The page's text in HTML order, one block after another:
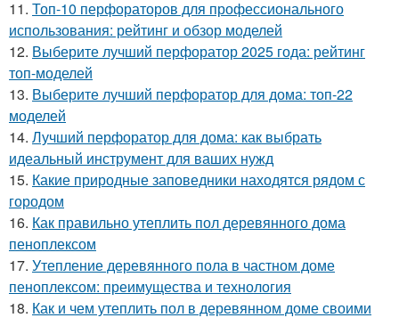
11. Топ-10 перфораторов для профессионального
использования: рейтинг и обзор моделей
12. Выберите лучший перфоратор 2025 года: рейтинг
топ-моделей
13. Выберите лучший перфоратор для дома: топ-22
моделей
14. Лучший перфоратор для дома: как выбрать
идеальный инструмент для ваших нужд
15. Какие природные заповедники находятся рядом с
городом
16. Как правильно утеплить пол деревянного дома
пеноплексом
17. Утепление деревянного пола в частном доме
пеноплексом: преимущества и технология
18. Как и чем утеплить пол в деревянном доме своими